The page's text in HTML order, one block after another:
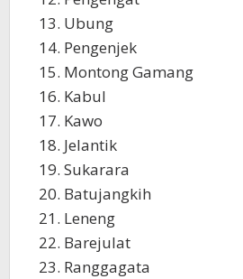
Ubung
Pengenjek
Montong Gamang
Kabul
Kawo
Jelantik
Sukarara
Batujangkih
Leneng
Barejulat
Ranggagata